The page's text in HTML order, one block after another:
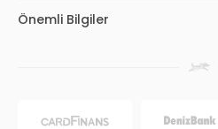
Önemli Bilgiler